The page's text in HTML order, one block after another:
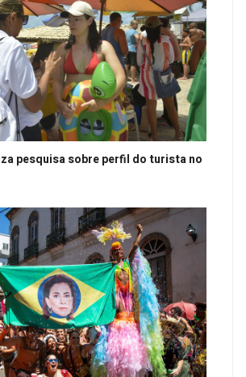
pesquisa sobre perfil do turista no